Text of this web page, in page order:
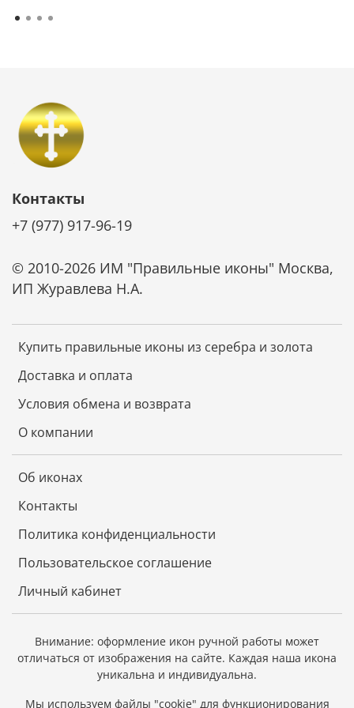
Купить правильные иконы из серебра и золота
Доставка и оплата
Условия обмена и возврата
О компании
Об иконах
Контакты
Политика конфиденциальности
Пользовательское соглашение
Личный кабинет
Контакты
+7 (977) 917-96-19
© 2010-2026 ИМ "Правильные иконы" Москва,
ИП Журавлева Н.А.
Внимание: оформление икон ручной работы может
отличаться от изображения на сайте. Каждая наша икона
уникальна и индивидуальна.
Мы используем файлы "cookie" для функционирования